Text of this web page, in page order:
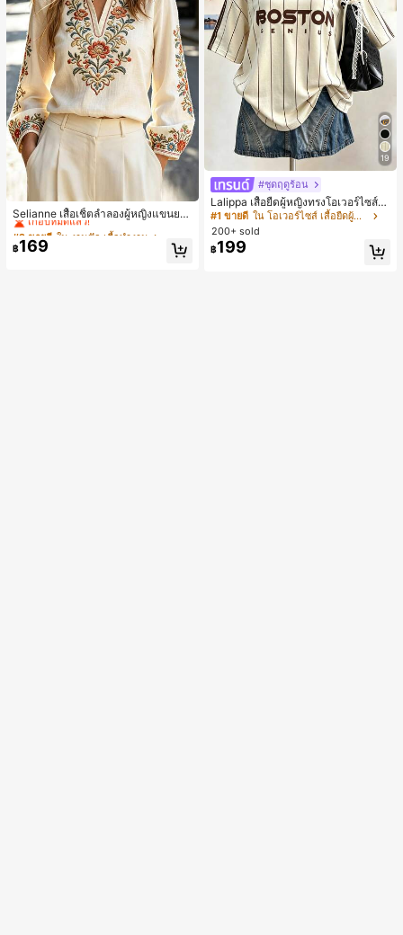
Selianne เสื้อเชิ้ตลำลองผู้หญิงแขนยา
ว คอวีเว้า ลายดอกไม้
#2 ขายดี
ใน งานปัก เสื้อทำงาน
เกือบหมดแล้ว!
#2 ขายดี ใน งานปัก เสื้อทำงาน
เกือบหมดแล้ว!
#2 ขายดี ใน งานปัก เสื้อทำงาน
เกือบหมดแล้ว!
฿169
19
#ชุดฤดูร้อน
Lalippa เสื้อยืดผู้หญิงทรงโอเวอร์ไซส์ค
วามยาวกลาง คอกลม ไหล่ตก ลายพิมพ์
ตัวอักษรและลายทางแนวตั้ง สไตล์แฟชั่
นมินิมอล ของขวัญให้เพื่อน
#1 ขายดี
ใน โอเวอร์ไซส์ เสื้อยืดผู้หญิง
200+ sold
฿199